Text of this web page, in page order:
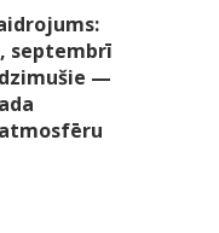
septembrī
—